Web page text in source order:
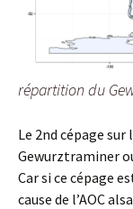
répartition du
Le 2nd cépage
Gewurztraminer
Car si ce cépage
cause de l’AOC